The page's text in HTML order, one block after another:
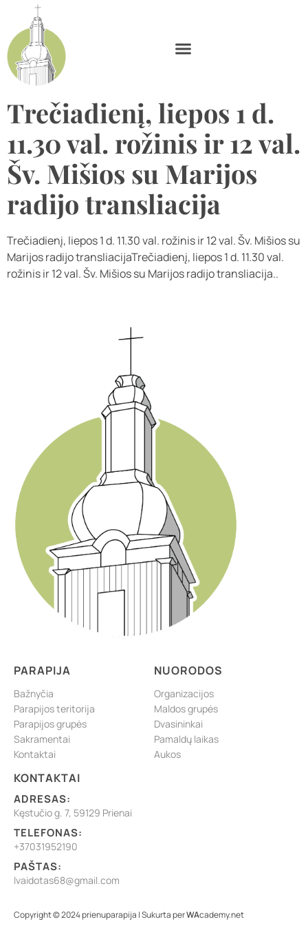
Trečiadienį, liepos 1 d.
11.30 val. rožinis ir 12 val.
Šv. Mišios su Marijos
radijo transliacija
Trečiadienį, liepos 1 d. 11.30 val. rožinis ir 12 val. Šv. Mišios su
Marijos radijo transliacijaTrečiadienį, liepos 1 d. 11.30 val.
rožinis ir 12 val. Šv. Mišios su Marijos radijo transliacija..
PARAPIJA
Bažnyčia
Parapijos teritorija
Parapijos grupės
Sakramentai
Kontaktai
NUORODOS
Organizacijos
Maldos grupės
Dvasininkai
Pamaldų laikas
Aukos
KONTAKTAI
ADRESAS:
Kęstučio g. 7, 59129 Prienai
TELEFONAS:
+37031952190
PAŠTAS:
lvaidotas68@gmail.com
Copyright © 2024 prienuparapija | Sukurta perWAcademy.net